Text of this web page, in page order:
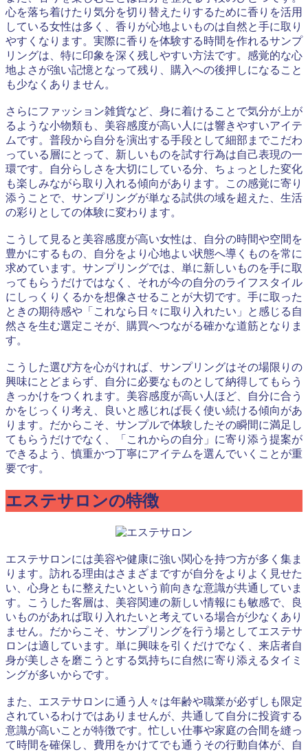
心を落ち着けたり気分を切り替えたりするために香りを活用
している女性は多く、香りが心地よいものは自然と手に取り
やすくなります。実際に香りを体験する時間を作れるサンプ
リングは、特に印象を深く残しやすい方法です。感覚的な心
地よさが強い記憶となって残り、購入への後押しになること
も少なくありません。
さらにファッション雑貨など、身に着けることで気分が上が
るような小物類も、美容感度が高い人には響きやすいアイテ
ムです。普段から自分を演出する手段として細部までこだわ
っている層にとって、新しいものを試す行為は自己表現の一
環です。自分らしさを大切にしている分、ちょっとした変化
も楽しみながら取り入れる傾向があります。この感覚に寄り
添うことで、サンプリングが単なる試供の域を超えた、生活
の彩りとしての体験に変わります。
こうして見ると美容感度が高い女性は、自分の時間や空間を
豊かにするもの、自分をより心地よい状態へ導くものを常に
求めています。サンプリングでは、単に新しいものを手に取
ってもらうだけではなく、それが今の自分のライフスタイル
にしっくりくるかを想像させることが大切です。手に取った
ときの期待感や「これなら日々に取り入れたい」と感じる自
然さを生む選定こそが、購買へつながる確かな道筋となりま
す。
こうした選び方を心がければ、サンプリングはその場限りの
興味にとどまらず、自分に必要なものとして納得してもらう
きっかけをつくれます。美容感度が高い人ほど、自分に合う
かをじっくり考え、良いと感じれば長く使い続ける傾向があ
ります。だからこそ、サンプルで体験したその瞬間に満足し
てもらうだけでなく、「これからの自分」に寄り添う提案が
できるよう、慎重かつ丁寧にアイテムを選んでいくことが重
要です。
エステサロンの特徴
エステサロンには美容や健康に強い関心を持つ方が多く集ま
ります。訪れる理由はさまざまですが自分をよりよく見せた
い、心身ともに整えたいという前向きな意識が共通していま
す。こうした客層は、美容関連の新しい情報にも敏感で、良
いものがあれば取り入れたいと考えている場合が少なくあり
ません。だからこそ、サンプリングを行う場としてエステサ
ロンは適しています。単に興味を引くだけでなく、来店者自
身が美しさを磨こうとする気持ちに自然に寄り添えるタイミ
ングが多いからです。
また、エステサロンに通う人々は年齢や職業が必ずしも限定
されているわけではありませんが、共通して自分に投資する
意識が高いことが特徴です。忙しい仕事や家庭の合間を縫っ
て時間を確保し、費用をかけてでも通うその行動自体が、自